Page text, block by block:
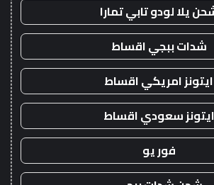
يلا لودو تابي تمارا
شدات ببجي اقساط
ايتونز امريكي اقساط
ايتونز سعودي اقساط
فور يو